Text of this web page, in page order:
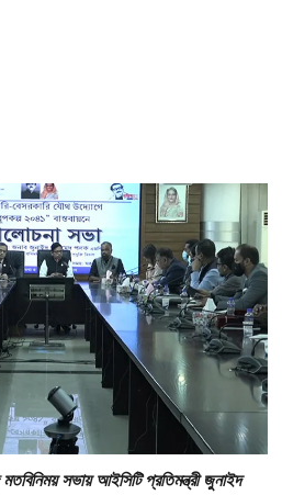
মতবিনিময় সভায় আইসিটি প্রতিমন্ত্রী জুনাইদ